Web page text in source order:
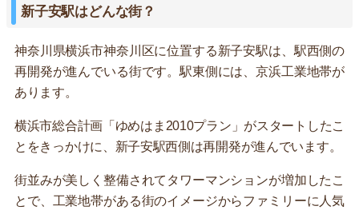
新子安駅はどんな街？
神奈川県横浜市神奈川区に位置する新子安駅は、駅西側の
再開発が進んでいる街です。駅東側には、京浜工業地帯が
あります。
横浜市総合計画「ゆめはま2010プラン」がスタートしたこ
とをきっかけに、新子安駅西側は再開発が進んでいます。
街並みが美しく整備されてタワーマンションが増加したこ
とで、工業地帯がある街のイメージからファミリーに人気